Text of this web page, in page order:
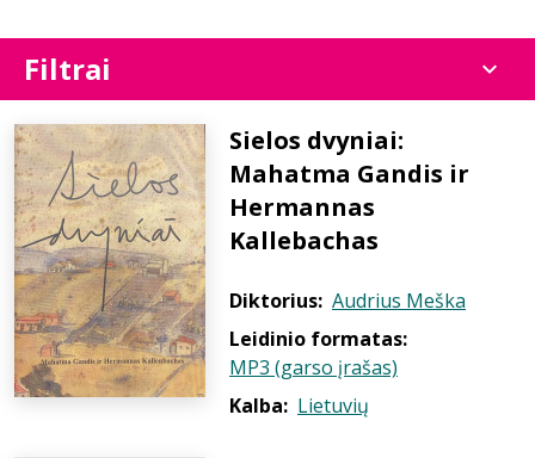
Filtrai
Sielos dvyniai:
Mahatma Gandis ir
Hermannas
Kallebachas
Diktorius: Audrius Meška
Leidinio formatas:
MP3 (garso įrašas)
Kalba: Lietuvių